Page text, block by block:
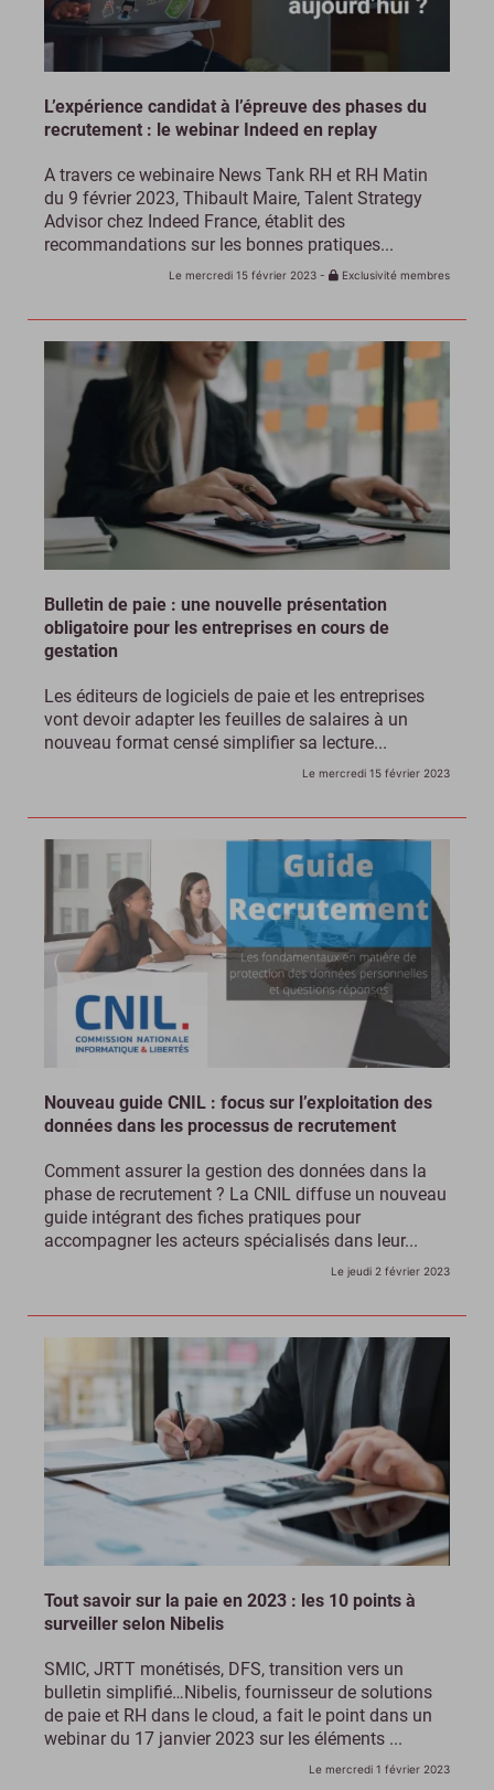
L’expérience candidat à l’épreuve des phases du
recrutement : le webinar Indeed en replay
A travers ce webinaire News Tank RH et RH Matin
du 9 février 2023, Thibault Maire, Talent Strategy
Advisor chez Indeed France, établit des
recommandations sur les bonnes pratiques...
Le mercredi 15 février 2023 - Exclusivité membres
Bulletin de paie : une nouvelle présentation
obligatoire pour les entreprises en cours de
gestation
Les éditeurs de logiciels de paie et les entreprises
vont devoir adapter les feuilles de salaires à un
nouveau format censé simplifier sa lecture...
Le mercredi 15 février 2023
Nouveau guide CNIL : focus sur l’exploitation des
données dans les processus de recrutement
Comment assurer la gestion des données dans la
phase de recrutement ? La CNIL diffuse un nouveau
guide intégrant des fiches pratiques pour
accompagner les acteurs spécialisés dans leur...
Le jeudi 2 février 2023
Tout savoir sur la paie en 2023 : les 10 points à
surveiller selon Nibelis
SMIC, JRTT monétisés, DFS, transition vers un
bulletin simplifié…Nibelis, fournisseur de solutions
de paie et RH dans le cloud, a fait le point dans un
webinar du 17 janvier 2023 sur les éléments ...
Le mercredi 1 février 2023